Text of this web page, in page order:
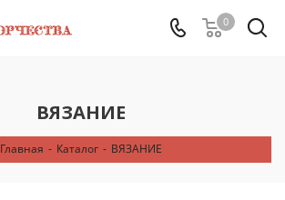
0
ВЯЗАНИЕ
Главная - Каталог - ВЯЗАНИЕ